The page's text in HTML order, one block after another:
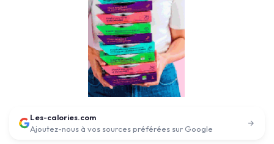
Les-calories.com
Ajoutez-nous à vos sources préférées sur Google